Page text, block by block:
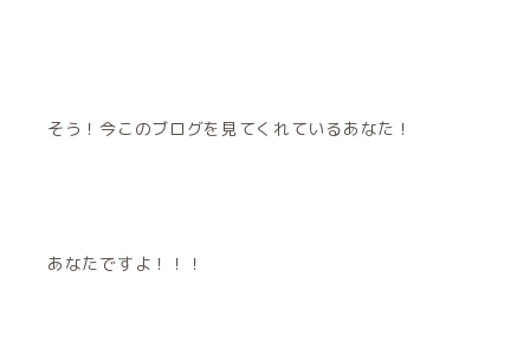
そう！今このブログを見てくれているあなた！
あなたですよ！！！